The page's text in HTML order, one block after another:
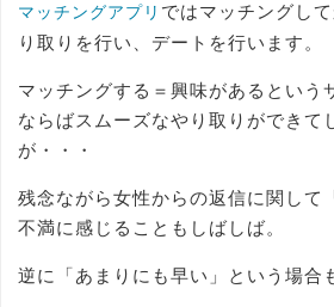
マッチングアプリ ではマッチングし
り取りを行い、デートを行います。
マッチングする＝興味があるという
ならばスムーズなやり取りができて
が・・・
残念ながら女性からの返信に関して
不満に感じることもしばしば。
逆に「あまりにも早い」という場合